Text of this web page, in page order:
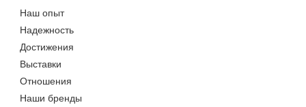
Наш опыт
Надежность
Достижения
Выставки
Отношения
Наши бренды